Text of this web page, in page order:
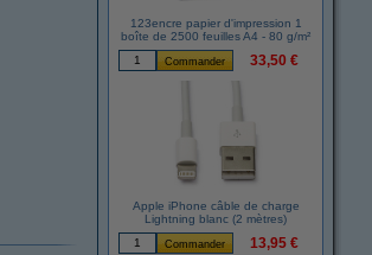
123encre papier d'impression 1
boîte de 2500 feuilles A4 - 80 g/m²
33,50 €
Apple iPhone câble de charge
Lightning blanc (2 mètres)
13,95 €